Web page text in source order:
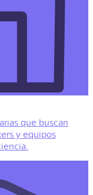
que buscan
y equipos